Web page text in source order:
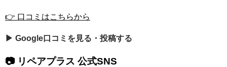
👉 口コミはこちらから
▶ Google口コミを見る・投稿する
📷 リペアプラス 公式SNS